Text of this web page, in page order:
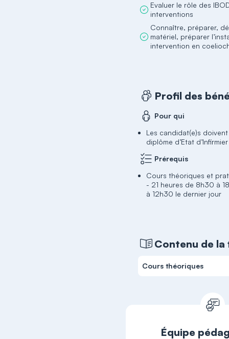
Evaluer le rôle des
interventions
Connaître, préparer,
matériel, préparer
intervention en
Profil des
Pour qui
Les candidat(e)s
diplôme d’Etat d’Infirmier
Prérequis
Cours théoriques et
- 21 heures de 8h30 à
à 12h30 le dernier jour
Contenu de
Cours théoriques
Équipe